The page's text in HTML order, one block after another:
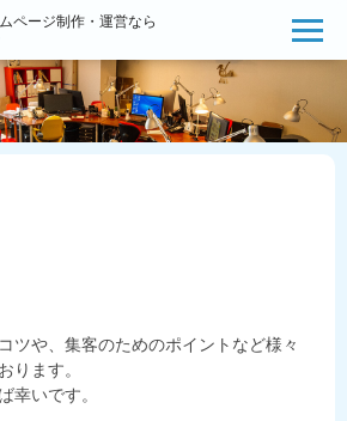
ページ制作・運営なら
ツや、集客のためのポイントなど様々
ります。
幸いです。